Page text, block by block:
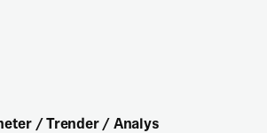
/ Trender / Analys